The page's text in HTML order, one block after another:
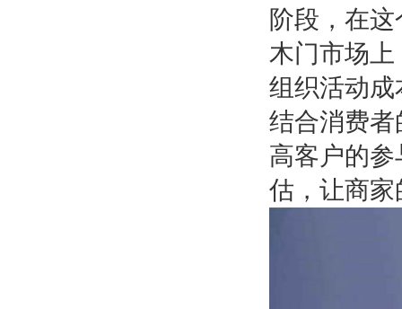
阶段，在
木门市场
组织活动
结合消费
高客户的
估，让商